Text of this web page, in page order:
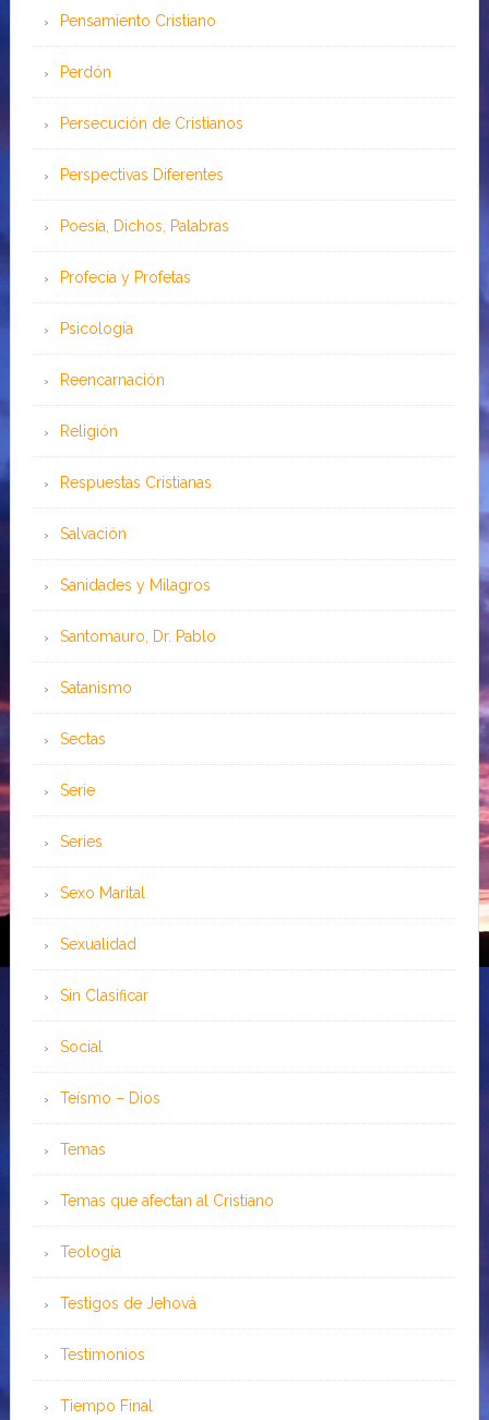
Pensamiento Cristiano
Perdón
Persecución de Cristianos
Perspectivas Diferentes
Poesía, Dichos, Palabras
Profecía y Profetas
Psicología
Reencarnación
Religión
Respuestas Cristianas
Salvación
Sanidades y Milagros
Santomauro, Dr. Pablo
Satanismo
Sectas
Serie
Series
Sexo Marital
Sexualidad
Sin Clasificar
Social
Teísmo – Dios
Temas
Temas que afectan al Cristiano
Teología
Testigos de Jehová
Testimonios
Tiempo Final